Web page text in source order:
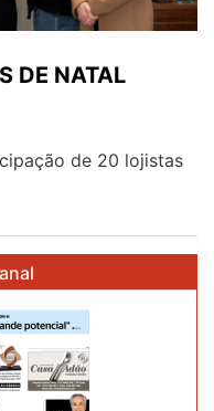
DE NATAL
de 20 lojistas